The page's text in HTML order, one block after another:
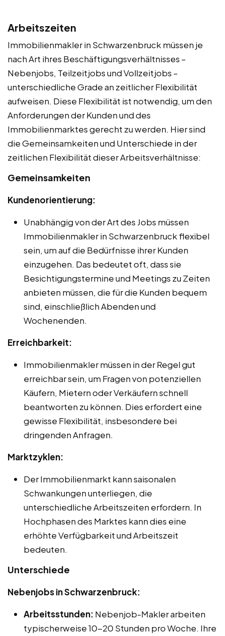
Arbeitszeiten
Immobilienmakler in Schwarzenbruck müssen je
nach Art ihres Beschäftigungsverhältnisses –
Nebenjobs, Teilzeitjobs und Vollzeitjobs –
unterschiedliche Grade an zeitlicher Flexibilität
aufweisen. Diese Flexibilität ist notwendig, um den
Anforderungen der Kunden und des
Immobilienmarktes gerecht zu werden. Hier sind
die Gemeinsamkeiten und Unterschiede in der
zeitlichen Flexibilität dieser Arbeitsverhältnisse:
Gemeinsamkeiten
Kundenorientierung:
Unabhängig von der Art des Jobs müssen
Immobilienmakler in Schwarzenbruck flexibel
sein, um auf die Bedürfnisse ihrer Kunden
einzugehen. Das bedeutet oft, dass sie
Besichtigungstermine und Meetings zu Zeiten
anbieten müssen, die für die Kunden bequem
sind, einschließlich Abenden und
Wochenenden.
Erreichbarkeit:
Immobilienmakler müssen in der Regel gut
erreichbar sein, um Fragen von potenziellen
Käufern, Mietern oder Verkäufern schnell
beantworten zu können. Dies erfordert eine
gewisse Flexibilität, insbesondere bei
dringenden Anfragen.
Marktzyklen:
Der Immobilienmarkt kann saisonalen
Schwankungen unterliegen, die
unterschiedliche Arbeitszeiten erfordern. In
Hochphasen des Marktes kann dies eine
erhöhte Verfügbarkeit und Arbeitszeit
bedeuten.
Unterschiede
Nebenjobs in Schwarzenbruck:
Arbeitsstunden: Nebenjob-Makler arbeiten
typischerweise 10-20 Stunden pro Woche. Ihre